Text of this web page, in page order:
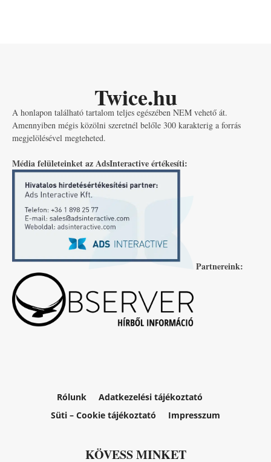
Twice.hu
A honlapon található tartalom teljes egészében NEM vehető át.
Amennyiben mégis közölni szeretnél belőle 300 karakterig a forrás
megjelölésével megteheted.
Média felületeinket az AdsInteractive értékesíti:
Partnereink:
Rólunk
Adatkezelési tájékoztató
Süti – Cookie tájékoztató
Impresszum
KÖVESS MINKET